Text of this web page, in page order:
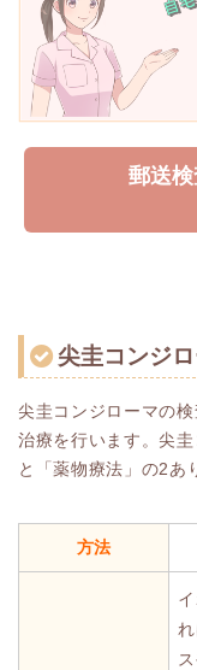
郵送
尖圭コンジ
尖圭コンジローマの
治療を行います。尖
と「薬物療法」の2あ
方法